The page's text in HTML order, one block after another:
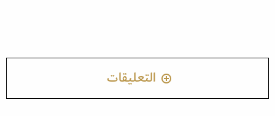
التعليقات